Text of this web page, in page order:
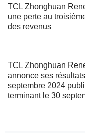
TCL Zhonghuan
une perte au
des revenus
TCL Zhonghuan
annonce ses
septembre 2024
terminant le 30